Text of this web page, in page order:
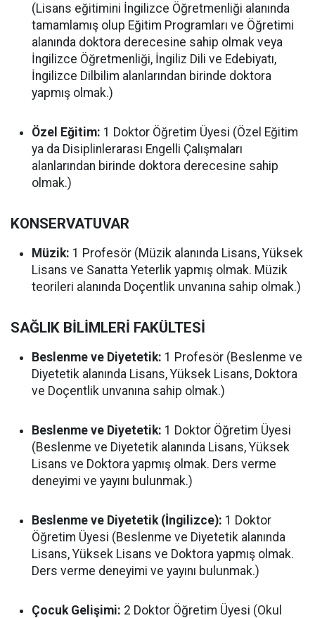
(Lisans eğitimini İngilizce Öğretmenliği alanında
tamamlamış olup Eğitim Programları ve Öğretimi
alanında doktora derecesine sahip olmak veya
İngilizce Öğretmenliği, İngiliz Dili ve Edebiyatı,
İngilizce Dilbilim alanlarından birinde doktora
yapmış olmak.)
Özel Eğitim: 1 Doktor Öğretim Üyesi (Özel Eğitim
ya da Disiplinlerarası Engelli Çalışmaları
alanlarından birinde doktora derecesine sahip
olmak.)
KONSERVATUVAR
Müzik: 1 Profesör (Müzik alanında Lisans, Yüksek
Lisans ve Sanatta Yeterlik yapmış olmak. Müzik
teorileri alanında Doçentlik unvanına sahip olmak.)
SAĞLIK BİLİMLERİ FAKÜLTESİ
Beslenme ve Diyetetik: 1 Profesör (Beslenme ve
Diyetetik alanında Lisans, Yüksek Lisans, Doktora
ve Doçentlik unvanına sahip olmak.)
Beslenme ve Diyetetik: 1 Doktor Öğretim Üyesi
(Beslenme ve Diyetetik alanında Lisans, Yüksek
Lisans ve Doktora yapmış olmak. Ders verme
deneyimi ve yayını bulunmak.)
Beslenme ve Diyetetik (İngilizce): 1 Doktor
Öğretim Üyesi (Beslenme ve Diyetetik alanında
Lisans, Yüksek Lisans ve Doktora yapmış olmak.
Ders verme deneyimi ve yayını bulunmak.)
Çocuk Gelişimi: 2 Doktor Öğretim Üyesi (Okul